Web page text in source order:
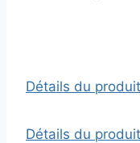
Détails du produit
Détails du produit